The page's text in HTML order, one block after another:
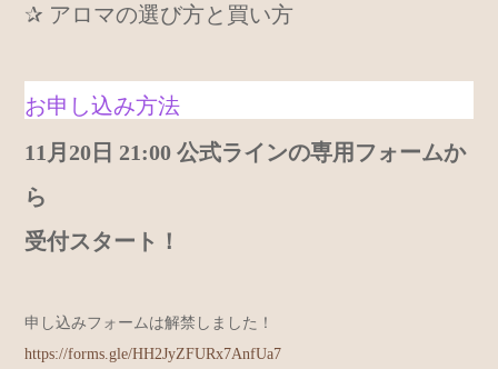
✰ アロマの選び方と買い方
お申し込み方法
11月20日 21:00 公式ラインの専用フォームか
ら
受付スタート！
申し込みフォームは解禁しました！
https://forms.gle/HH2JyZFURx7AnfUa7